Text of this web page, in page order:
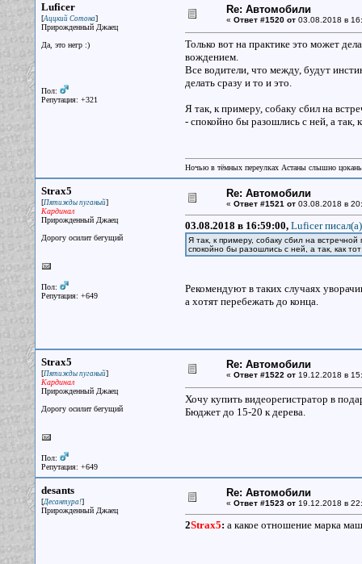
Luficer
[Аццкий Сотона]
Прирожденный Джаец
Да, это негр :)
Пол:
Репутация: +321
Re: Автомобили
« Ответ #1520 от03.08.2018 в
Только вот на практике это может
вождением.
Все водители, что между, будут
делать сразу и то и это.
Я так, к примеру, собаку сбил на
- спокойно бы разошлись с ней, а так,
Ночью в тёмных переулках Астаны слышно
Strax5
[Пятижды пуганый]
Кардинал
Прирожденный Джаец
Дорогу осилит бегущий
Пол:
Репутация: +649
Re: Автомобили
« Ответ #1521 от03.08.2018 в
03.08.2018 в 16:59:00, Luficer писал(a)
Я так, к примеру, собаку сбил на
спокойно бы разошлись с ней, а так, как
Рекомендуют в таких случаях
а хотят перебежать до конца.
Strax5
[Пятижды пуганый]
Кардинал
Прирожденный Джаец
Дорогу осилит бегущий
Пол:
Репутация: +649
Re: Автомобили
« Ответ #1522 от19.12.2018 в
Хочу купить видеорегистратор в
Бюджет до 15-20 к дерева.
desants
[Десантура!]
Прирожденный Джаец
Re: Автомобили
« Ответ #1523 от19.12.2018 в
2Strax5: а какое отношение марка